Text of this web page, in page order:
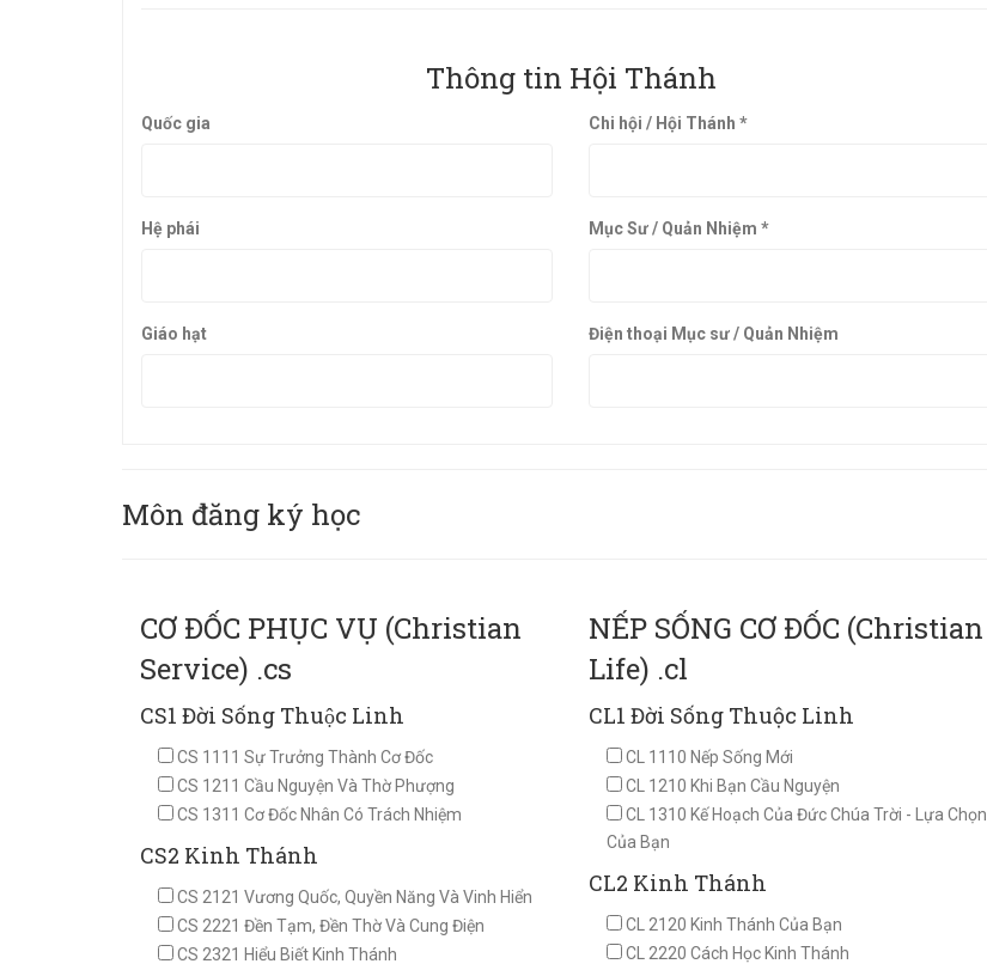
Thông tin Hội Thánh
Quốc gia
Hệ phái
Giáo hạt
Chi hội / Hội Thánh *
Mục Sư / Quản Nhiệm *
Điện thoại Mục sư / Quản Nhiệm
Môn đăng ký học
CƠ ĐỐC PHỤC VỤ (Christian
Service) .cs
CS1 Đời Sống Thuộc Linh
CS 1111 Sự Trưởng Thành Cơ Đốc
CS 1211 Cầu Nguyện Và Thờ Phượng
CS 1311 Cơ Đốc Nhân Có Trách Nhiệm
CS2 Kinh Thánh
CS 2121 Vương Quốc, Quyền Năng Và Vinh Hiển
CS 2221 Đền Tạm, Đền Thờ Và Cung Điện
CS 2321 Hiểu Biết Kinh Thánh
NẾP SỐNG CƠ ĐỐC (Christian
Life) .cl
CL1 Đời Sống Thuộc Linh
CL 1110 Nếp Sống Mới
CL 1210 Khi Bạn Cầu Nguyện
CL 1310 Kế Hoạch Của Đức Chúa Trời - Lựa Chọn
Của Bạn
CL2 Kinh Thánh
CL 2120 Kinh Thánh Của Bạn
CL 2220 Cách Học Kinh Thánh